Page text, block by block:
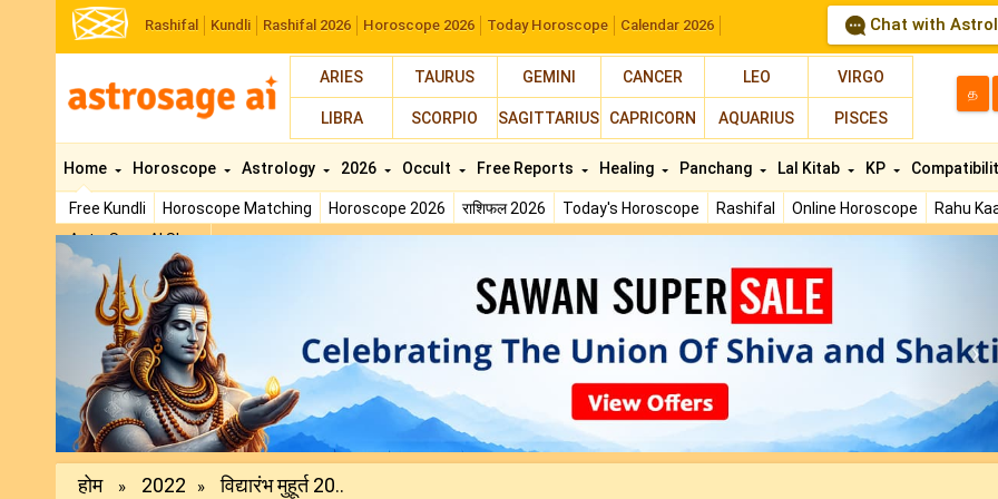
Rashifal Kundli Rashifal 2026 Horoscope 2026 Today Horoscope Calendar 2026 Chat with
ARIES TAURUS GEMINI CANCER LEO VIRGO
LIBRA SCORPIO SAGITTARIUS CAPRICORN AQUARIUS PISCES
த
Home
Free Kundli Horoscope Matching Horoscope 2026 राशिफल 2026 Today's Horoscope Rashifal Online Horoscope Rahu
AstroSage AI Shop
Horoscope Astrology 2026 Occult Free Reports Healing Panchang Lal Kitab KP
Previous
होम » 2022 » विद्यारंभ मुहूर्त 20..